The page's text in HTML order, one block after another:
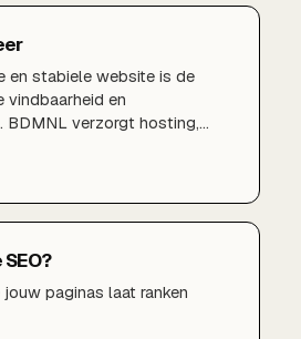
en stabiele website is de
vindbaarheid en
BDMNL verzorgt hosting,
presteert en u zich kunt
jouw paginas laat ranken